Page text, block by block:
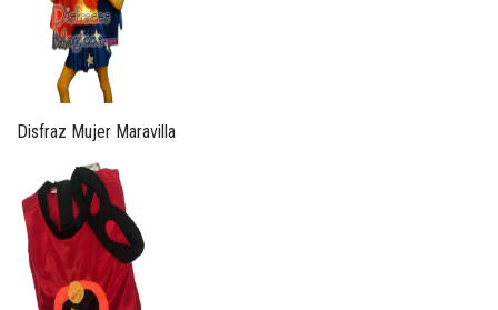
Disfraz Mujer Maravilla